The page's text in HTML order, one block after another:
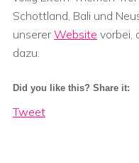
Schottland, Bali und
unsererWebsite vorbei,
dazu.
Did you like this? Share it:
Tweet